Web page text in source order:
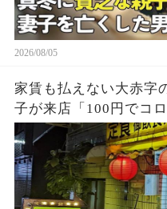
2026/08/05
家賃も払えない大赤字
子が来店「100円でコ
か？」ハンバーグ定
女→後日、黒い高級車